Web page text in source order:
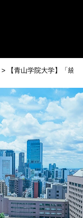
【青山学院大学】「統